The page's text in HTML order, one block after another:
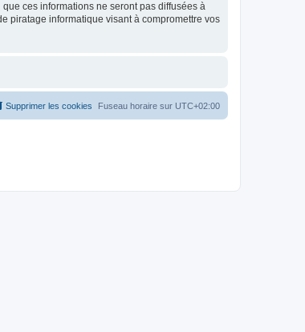
ces informations ne seront pas diffusées à
piratage informatique visant à compromettre vos
Fuseau horaire sur UTC+02:00
Supprimer les cookies